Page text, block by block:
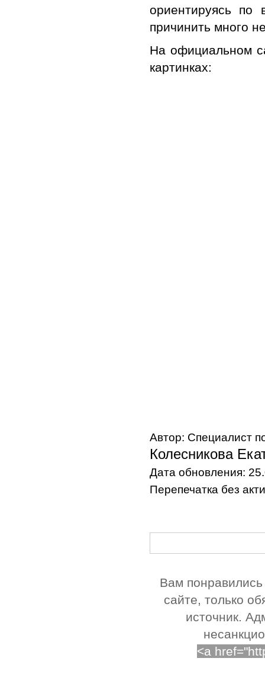
ориентируясь
причинить много
На официальном
картинках:
Автор: Специалист
Колесникова
Дата обновления:
Перепечатка без
Вам
сайте, только
источник.
<a